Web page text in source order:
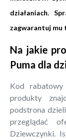
działaniach.
zagwarantuj mu
Na jakie
Puma dla
Kod
produkty
podstrona
przeglądać
Dziewczynki.